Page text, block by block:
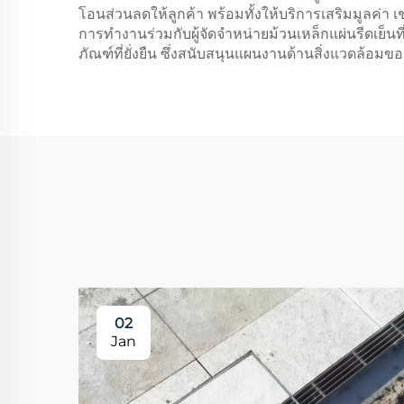
โอนส่วนลดให้ลูกค้า พร้อมทั้งให้บริการเสริมมูลค่า
การทำงานร่วมกับผู้จัดจำหน่ายม้วนเหล็กแผ่นรีดเย็
ภัณฑ์ที่ยั่งยืน ซึ่งสนับสนุนแผนงานด้านสิ่งแวดล้อมขอ
02
Jan